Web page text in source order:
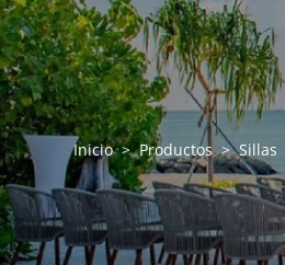
Inicio > Productos > Sillas